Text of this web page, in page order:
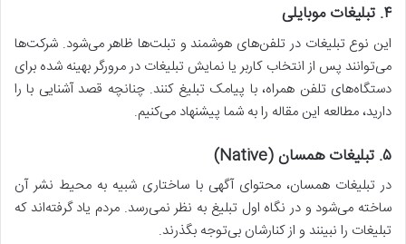
۴. تبلیغات موبایلی
این نوع تبلیغات در تلفن‌های هوشمند و تبلت‌ها ظاهر می‌شود. شرکت‌ها
می‌توانند پس از انتخاب کاربر یا نمایش تبلیغات در مرورگر بهینه شده برای
دستگاه‌های تلفن همراه، با پیامک تبلیغ کنند. چنانچه قصد آشنایی با را
دارید، مطالعه این مقاله را به شما پیشنهاد می‌کنیم.
۵. تبلیغات همسان(Native)
در تبلیغات همسان، محتوای آگهی با ساختاری شبیه به محیط نشر آن
ساخته می‌شود و در نگاه اول تبلیغ‌ به نظر نمی‌رسد. مردم یاد گرفته‌اند که
تبلیغات را نبینند و از کنارشان بی‌توجه بگذرند.